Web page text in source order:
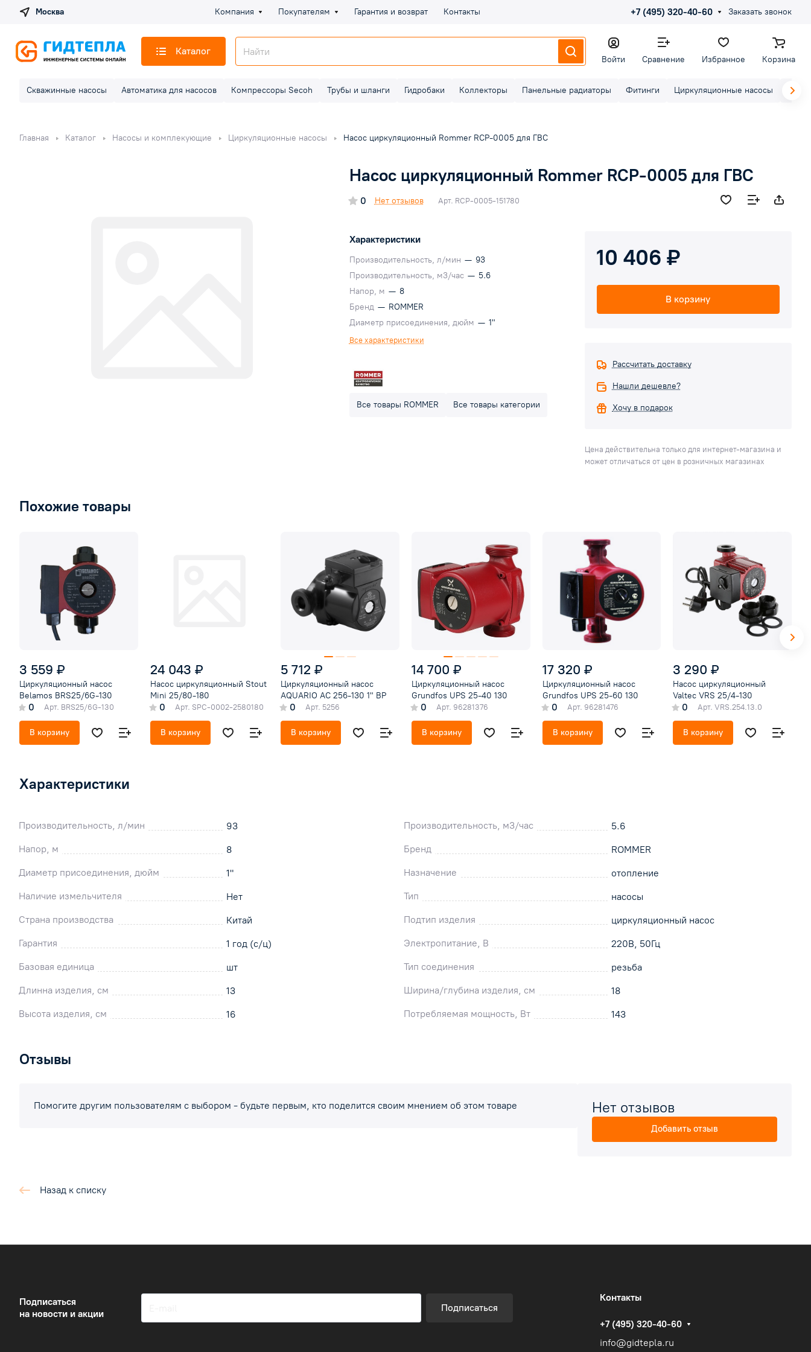
Москва Компания Покупателям Гарантия и возврат Контакты +7 (495) 320-40-60 Заказать звонок
Каталог
Войти Сравнение Избранное Корзина
Скважинные насосы Автоматика для насосов Компрессоры Secoh Трубы и шланги Гидробаки Коллекторы Панельные радиаторы Фитинги Циркуляционные насосы
Главная Каталог Насосы и комплекующие Циркуляционные насосы Насос циркуляционный Rommer RCP-0005 для ГВС
Насос циркуляционный Rommer RCP-0005 для ГВС
0 Нет отзывов Арт. RCP-0005-151780
Характеристики
Производительность, л/мин — 93
Производительность, м3/час — 5.6
Напор, м — 8
Бренд — ROMMER
Диаметр присоединения, дюйм — 1"
Все характеристики
Все товары ROMMER Все товары категории
10 406 ₽
В корзину
Рассчитать доставку
Нашли дешевле?
Хочу в подарок
Цена действительна только для интернет-магазина и
может отличаться от цен в розничных магазинах
Похожие товары
3 559 ₽
Циркуляционный насос
Belamos BRS25/6G-130
0 Арт. BRS25/6G-130
В корзину
24 043 ₽
Насос циркуляционный Stout
Mini 25/80-180
0 Арт. SPC-0002-2580180
В корзину
5 712 ₽
Циркуляционный насос
AQUARIO AC 256-130 1" ВР
0 Арт. 5256
В корзину
14 700 ₽
Циркуляционный насос
Grundfos UPS 25-40 130
0 Арт. 96281376
В корзину
17 320 ₽
Циркуляционный насос
Grundfos UPS 25-60 130
0 Арт. 96281476
В корзину
3 290 ₽
Насос циркуляционный
Valtec VRS 25/4-130
0 Арт.VRS.254.13.0
В корзину
Характеристики
Производительность, л/мин 93 Производительность, м3/час
5.6
Напор, м
8 Бренд
ROMMER
Диаметр присоединения, дюйм
1" Назначение
отопление
Наличие измельчителя
Нет Тип
насосы
Страна производства
Китай Подтип изделия
циркуляционный насос
Гарантия
1 год (с/ц) Электропитание, В
220В, 50Гц
Базовая единица
шт Тип соединения
резьба
Длинна изделия, см
13 Ширина/глубина изделия, см
18
Высота изделия, см
16 Потребляемая мощность, Вт 143
Отзывы
Помогите другим пользователям с выбором - будьте первым, кто поделится своим мнением об этом товаре Нет отзывов
Добавить отзыв
Назад к списку
Подписаться
на новости и акции
Подписаться
Контакты
+7 (495) 320-40-60
info@gidtepla.ru